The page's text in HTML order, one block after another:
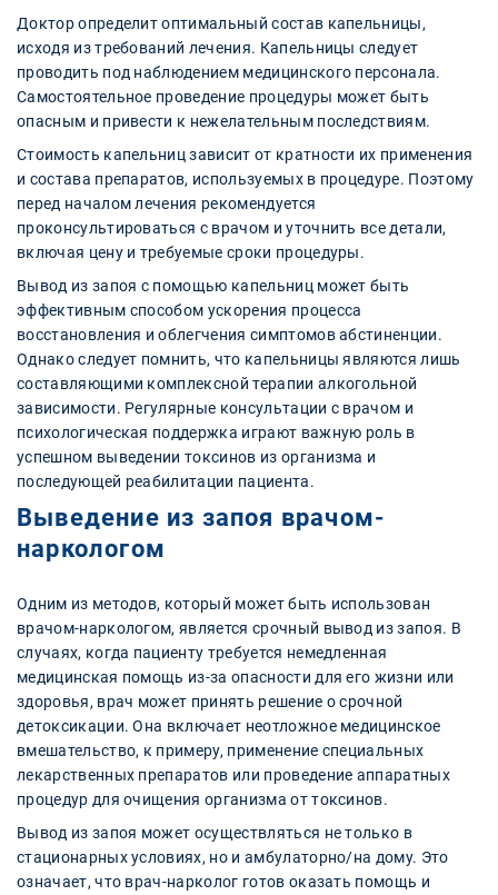
Доктор определит оптимальный состав капельницы,
исходя из требований лечения. Капельницы следует
проводить под наблюдением медицинского персонала.
Самостоятельное проведение процедуры может быть
опасным и привести к нежелательным последствиям.
Стоимость капельниц зависит от кратности их применения
и состава препаратов, используемых в процедуре. Поэтому
перед началом лечения рекомендуется
проконсультироваться с врачом и уточнить все детали,
включая цену и требуемые сроки процедуры.
Вывод из запоя с помощью капельниц может быть
эффективным способом ускорения процесса
восстановления и облегчения симптомов абстиненции.
Однако следует помнить, что капельницы являются лишь
составляющими комплексной терапии алкогольной
зависимости. Регулярные консультации с врачом и
психологическая поддержка играют важную роль в
успешном выведении токсинов из организма и
последующей реабилитации пациента.
Выведение из запоя врачом-
наркологом
Одним из методов, который может быть использован
врачом-наркологом, является срочный вывод из запоя. В
случаях, когда пациенту требуется немедленная
медицинская помощь из-за опасности для его жизни или
здоровья, врач может принять решение о срочной
детоксикации. Она включает неотложное медицинское
вмешательство, к примеру, применение специальных
лекарственных препаратов или проведение аппаратных
процедур для очищения организма от токсинов.
Вывод из запоя может осуществляться не только в
стационарных условиях, но и амбулаторно/на дому. Это
означает, что врач-нарколог готов оказать помощь и